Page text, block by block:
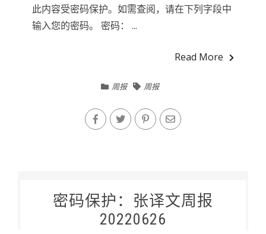
此内容受密码保护。如需查阅，请在下列字段中
输入您的密码。 密码： ...
Read More
周报 周报
密码保护：张译文周报
20220626